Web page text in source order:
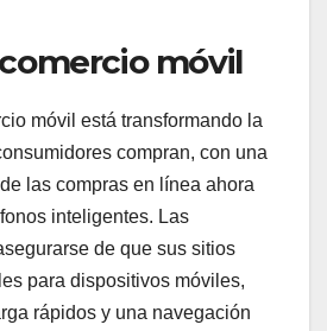
móvil
móvil está transformando la
compran, con una
las compras en línea ahora
inteligentes. Las
de que sus sitios
para dispositivos móviles,
rápidos y una navegación